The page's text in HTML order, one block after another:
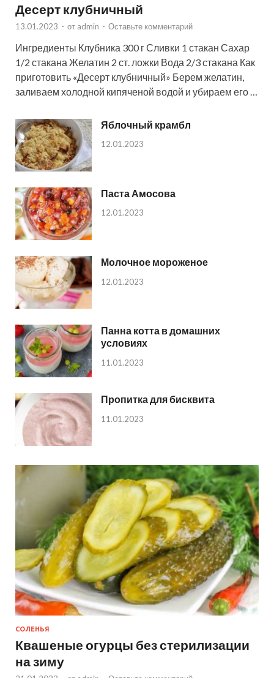
Десерт клубничный
13.01.2023 - от admin - Оставьте комментарий
Ингредиенты Клубника 300 г Сливки 1 стакан Сахар
1/2 стакана Желатин 2 ст. ложки Вода 2/3 стакана Как
приготовить «Десерт клубничный» Берем желатин,
заливаем холодной кипяченой водой и убираем его …
Яблочный крамбл
12.01.2023
Паста Амосова
12.01.2023
Молочное мороженое
12.01.2023
Панна котта в домашних
условиях
11.01.2023
Пропитка для бисквита
11.01.2023
СОЛЕНЬЯ
Квашеные огурцы без стерилизации
на зиму